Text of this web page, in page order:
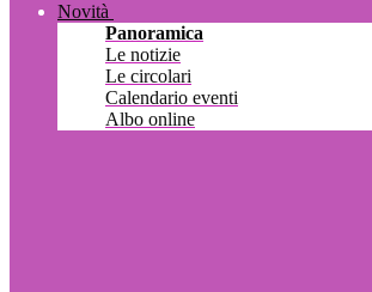
Novità
Panoramica
Le notizie
Le circolari
Calendario eventi
Albo online